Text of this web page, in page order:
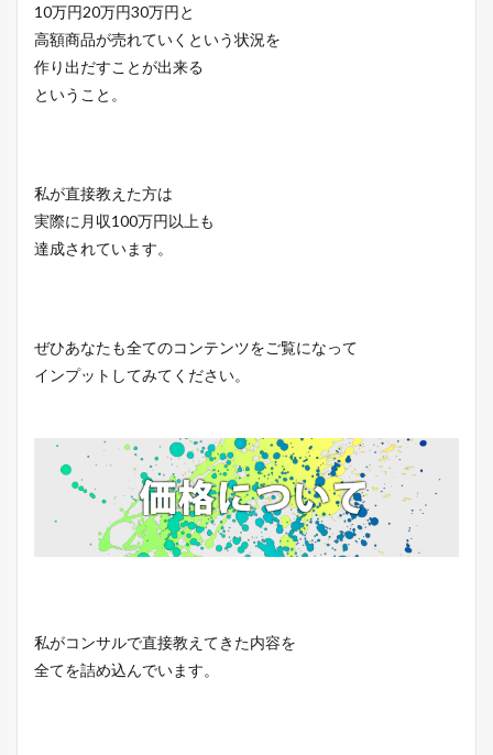
10万円20万円30万円と
高額商品が売れていくという状況を
作り出だすことが出来る
ということ。
私が直接教えた方は
実際に月収100万円以上も
達成されています。
ぜひあなたも全てのコンテンツをご覧になって
インプットしてみてください。
私がコンサルで直接教えてきた内容を
全てを詰め込んでいます。